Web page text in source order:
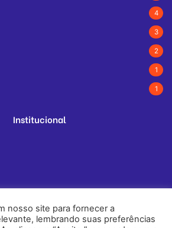
4
3
2
1
1
Institucional
nosso site para fornecer a
lembrando suas preferências